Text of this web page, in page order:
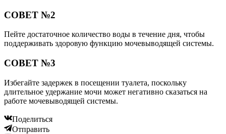
СОВЕТ №2
Пейте достаточное количество воды в течение дня, чтобы
поддерживать здоровую функцию мочевыводящей системы.
СОВЕТ №3
Избегайте задержек в посещении туалета, поскольку
длительное удержание мочи может негативно сказаться на
работе мочевыводящей системы.
Поделиться
Отправить